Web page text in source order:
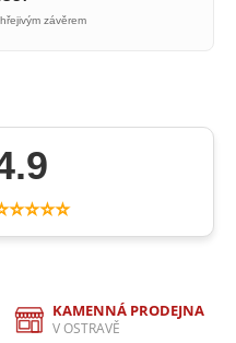
závěrem
KAMENNÁ PRODEJNA
V OSTRAVĚ